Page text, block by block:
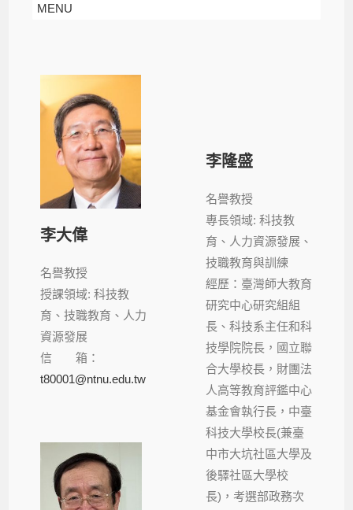
MENU
李大偉
名譽教授
授課領域: 科技教
育、技職教育、人力
資源發展
信 箱：
t80001@ntnu.edu.tw
李隆盛
名譽教授
專長領域: 科技教
育、人力資源發展、
技職教育與訓練
經歷：臺灣師大教育
研究中心研究組組
長、科技系主任和科
技學院院長，國立聯
合大學校長，財團法
人高等教育評鑑中心
基金會執行長，中臺
科技大學校長(兼臺
中市大坑社區大學及
後驛社區大學校
長)，考選部政務次